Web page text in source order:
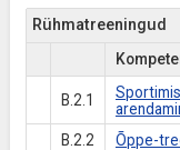
Rühmatreeningud
B.2.1
B.2.2 Õppe-